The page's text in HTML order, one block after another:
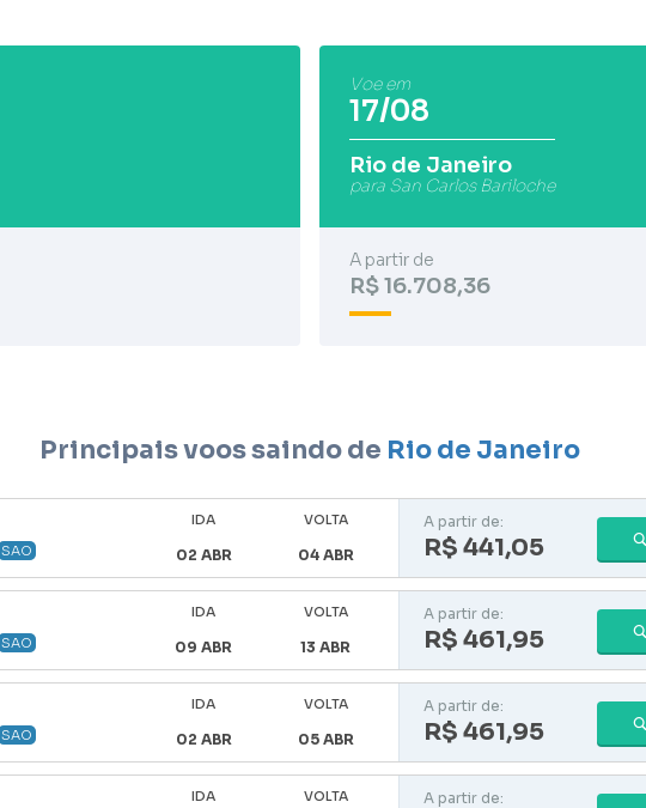
Voe em
17/08
Rio de Janeiro
para San Carlos Bariloche
A partir de
R$ 16.708,36
Principais voos saindo de Rio de Janeiro
SAO
IDA
02 ABR
VOLTA
04 ABR
A partir de:
R$ 441,05
SAO
IDA
09 ABR
VOLTA
13 ABR
A partir de:
R$ 461,95
SAO
IDA
02 ABR
VOLTA
05 ABR
A partir de:
R$ 461,95
IDA VOLTA A partir de: